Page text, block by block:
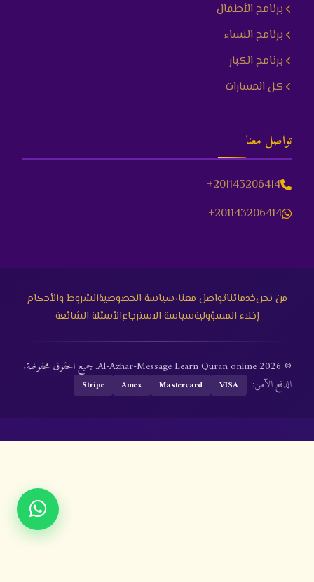
برنامج الأطفال
برنامج النساء
برنامج الكبار
كل المسارات
تواصل معنا
+201143206414
+201143206414
من نحنخدماتناتواصل معنا·سياسة الخصوصيةالشروط والأحكام
إخلاء المسؤوليةسياسة الاسترجاعالأسئلة الشائعة
© 2026 Al-Azhar-Message Learn Quran online. جميع الحقوق محفوظة.
الدفع الآمن: VISA
Mastercard
Amex
Stripe